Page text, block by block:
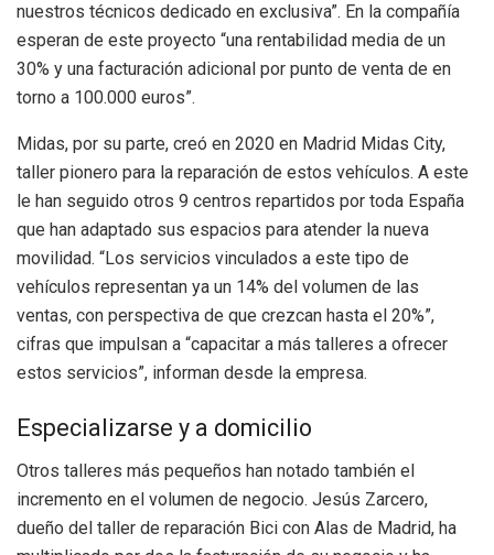
nuestros técnicos dedicado en exclusiva”. En la compañía
esperan de este proyecto “una rentabilidad media de un
30% y una facturación adicional por punto de venta de en
torno a 100.000 euros”.
Midas, por su parte, creó en 2020 en Madrid Midas City,
taller pionero para la reparación de estos vehículos. A este
le han seguido otros 9 centros repartidos por toda España
que han adaptado sus espacios para atender la nueva
movilidad. “Los servicios vinculados a este tipo de
vehículos representan ya un 14% del volumen de las
ventas, con perspectiva de que crezcan hasta el 20%”,
cifras que impulsan a “capacitar a más talleres a ofrecer
estos servicios”, informan desde la empresa.
Especializarse y a domicilio
Otros talleres más pequeños han notado también el
incremento en el volumen de negocio. Jesús Zarcero,
dueño del taller de reparación Bici con Alas de Madrid, ha